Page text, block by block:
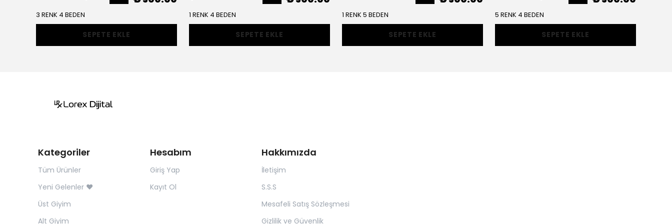
3 RENK 4 BEDEN
SEPETE EKLE
1 RENK 4 BEDEN
SEPETE EKLE
1 RENK 5 BEDEN
SEPETE EKLE
5 RENK 4 BEDEN
SEPETE EKLE
Kategoriler
Tüm Ürünler
Yeni Gelenler ❤️
Üst Giyim
Alt Giyim
Hesabım
Giriş Yap
Kayıt Ol
Hakkımızda
İletişim
S.S.S
Mesafeli Satış Sözleşmesi
Gizlilik ve Güvenlik